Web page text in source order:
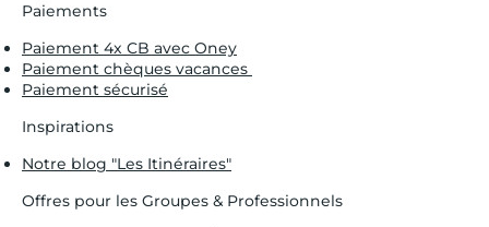
Paiements
Paiement 4x CB avec Oney
Paiement chèques vacances
Paiement sécurisé
Inspirations
Notre blog "Les Itinéraires"
Offres pour les Groupes & Professionnels